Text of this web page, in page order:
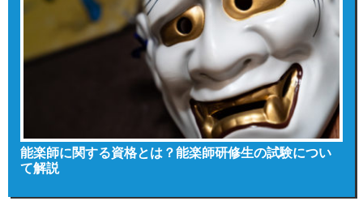
能楽師に関する資格とは？能楽師研修生の試験につい
て解説